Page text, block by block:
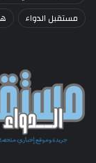
مستقبل الدواء